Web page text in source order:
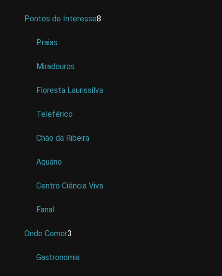
Pontos de Interesse8
Praias
Miradouros
Floresta Laurissilva
Teleférico
Chão da Ribeira
Aquário
Centro Ciência Viva
Fanal
Onde Comer3
Gastronomia